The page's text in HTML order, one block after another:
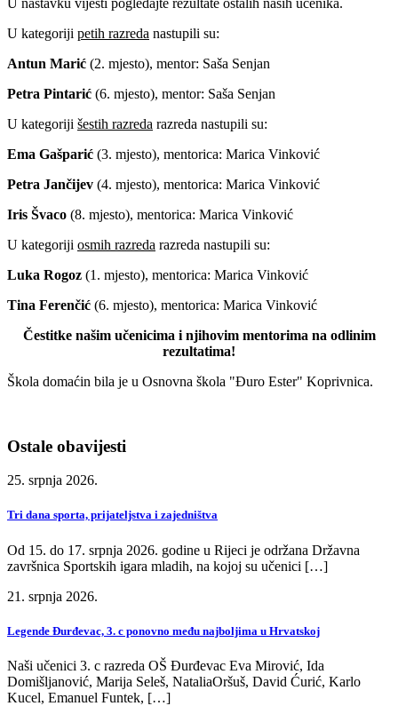
U kategoriji petih razreda nastupili su:
Antun Marić (2. mjesto), mentor: Saša Senjan
Petra Pintarić (6. mjesto), mentor: Saša Senjan
U kategoriji šestih razreda razreda nastupili su:
Ema Gašparić (3. mjesto), mentorica: Marica Vinković
Petra Jančijev (4. mjesto), mentorica: Marica Vinković
Iris Švaco (8. mjesto), mentorica: Marica Vinković
U kategoriji osmih razreda razreda nastupili su:
Luka Rogoz (1. mjesto), mentorica: Marica Vinković
Tina Ferenčić (6. mjesto), mentorica: Marica Vinković
Čestitke našim učenicima i njihovim mentorima na odlinim
rezultatima!
Škola domaćin bila je u Osnovna škola "Đuro Ester" Koprivnica.
Ostale obavijesti
25. srpnja 2026.
Tri dana sporta, prijateljstva i zajedništva
Od 15. do 17. srpnja 2026. godine u Rijeci je održana Državna
završnica Sportskih igara mladih, na kojoj su učenici […]
21. srpnja 2026.
Legende Đurđevac, 3. c ponovno među najboljima u Hrvatskoj
Naši učenici 3. c razreda OŠ Đurđevac Eva Mirović, Ida
Domišljanović, Marija Seleš, NataliaOršuš, David Ćurić, Karlo
Kucel, Emanuel Funtek, […]